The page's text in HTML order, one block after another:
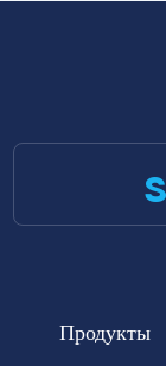
Продукты